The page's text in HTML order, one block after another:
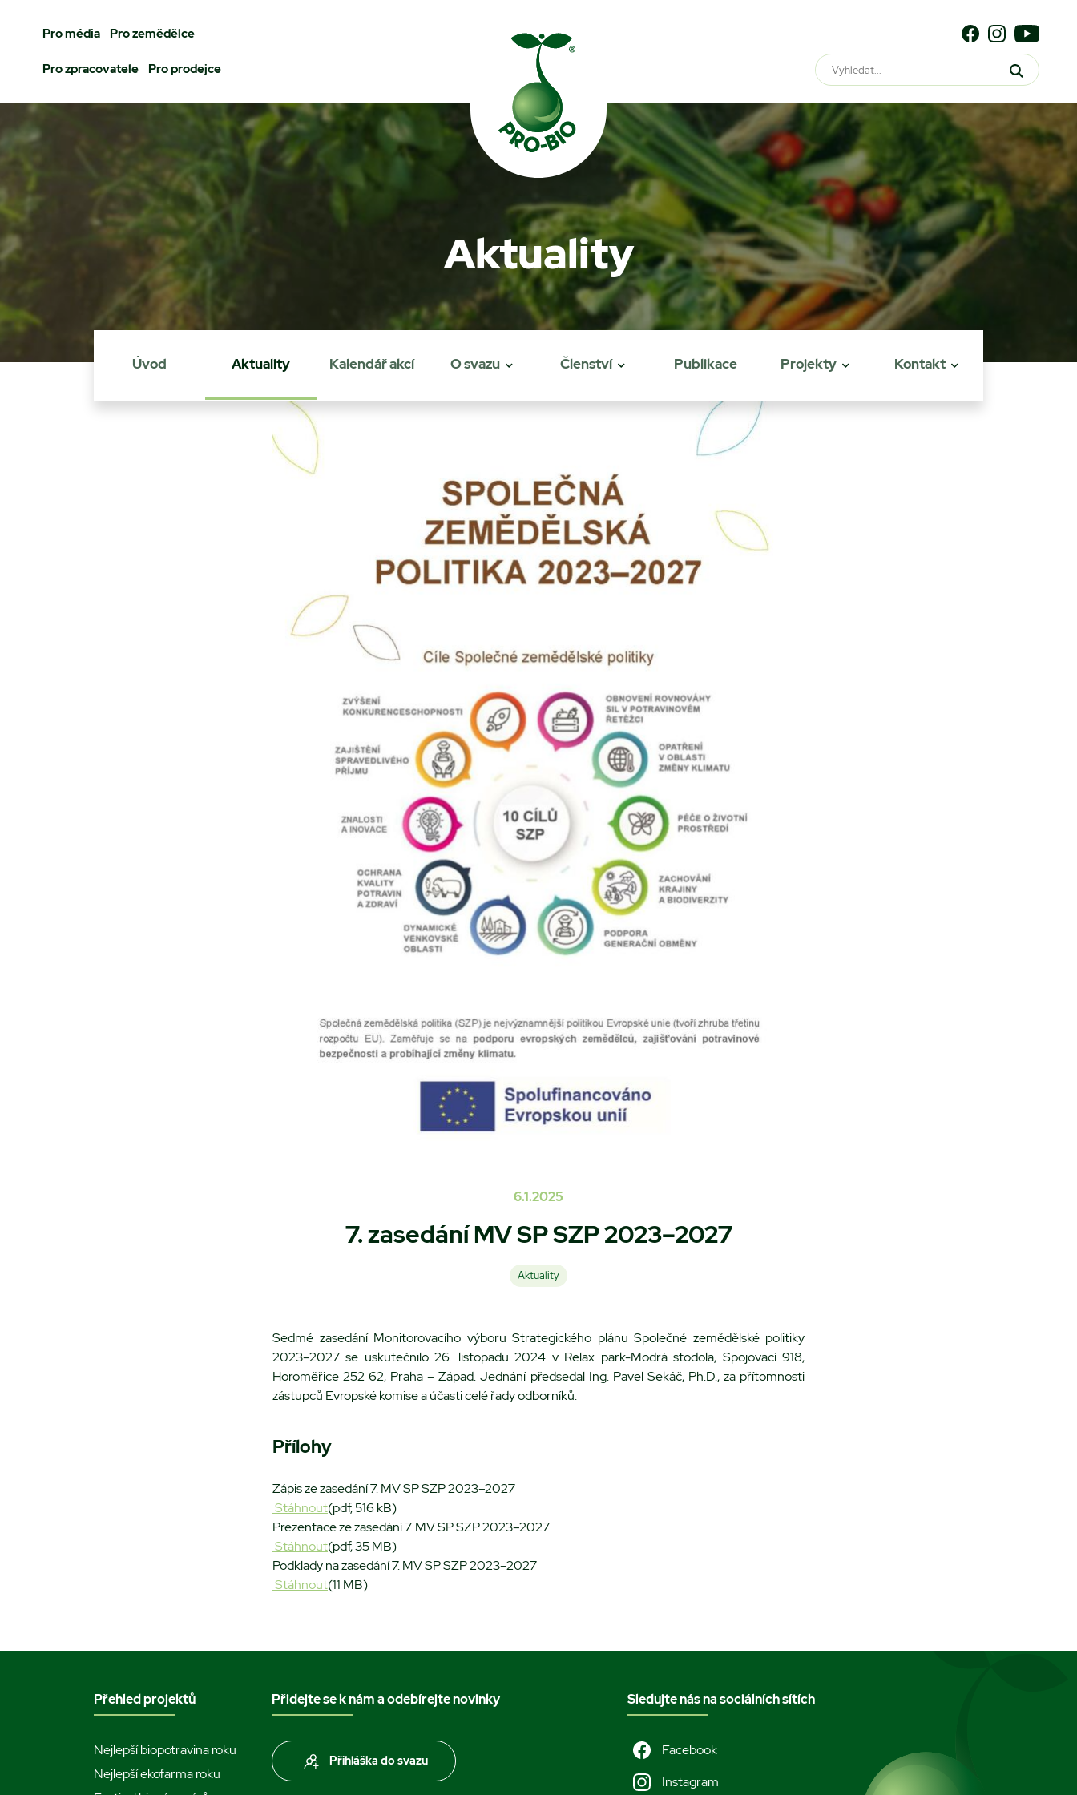
Prohledat PRO-BIO
Pro média Pro zemědělce
Pro zpracovatele Pro prodejce
Aktuality
Úvod Aktuality Kalendář akcí O svazu Členství Publikace Projekty Kontakt
6.1.2025
7. zasedání MV SP SZP 2023–2027
Aktuality
Sedmé zasedání Monitorovacího výboru Strategického plánu Společné zemědělské politiky
2023–2027 se uskutečnilo 26. listopadu 2024 v Relax park-Modrá stodola, Spojovací 918,
Horoměřice 252 62, Praha – Západ. Jednání předsedal Ing. Pavel Sekáč, Ph.D., za přítomnosti
zástupců Evropské komise a účasti celé řady odborníků.
Přílohy
Zápis ze zasedání 7. MV SP SZP 2023–2027
Stáhnout(pdf, 516 kB)
Prezentace ze zasedání 7. MV SP SZP 2023–2027
Stáhnout(pdf, 35 MB)
Podklady na zasedání 7. MV SP SZP 2023–2027
Stáhnout(11 MB)
Přehled projektů
Nejlepší biopotravina roku
Nejlepší ekofarma roku
Přidejte se k nám a odebírejte novinky
Přihláška do svazu
Sledujte nás na sociálních sítích
Facebook
Instagram